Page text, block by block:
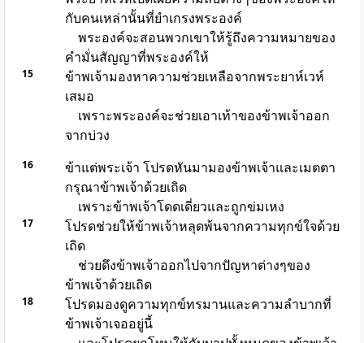
กับคนเหล่านั้นที่ยำเกรงพระองค์
พระองค์จะสอนพวกเขาให้รู้ถึงความหมายของ
คำมั่นสัญญาที่พระองค์ให้
15
ข้าพเจ้ามองหาความช่วยเหลือจากพระยาห์เวห์
เสมอ
เพราะพระองค์จะช่วยเอาเท้าของข้าพเจ้าออก
จากบ่วง
16
ข้าแต่พระเจ้า โปรดหันมามองข้าพเจ้าและเมตตา
กรุณาข้าพเจ้าด้วยเถิด
เพราะข้าพเจ้าโดดเดี่ยวและถูกข่มเหง
17
โปรดช่วยให้ข้าพเจ้าหลุดพ้นจากความทุกข์ใจด้วย
เถิด
ช่วยดึงข้าพเจ้าออกไปจากปัญหาต่างๆของ
ข้าพเจ้าด้วยเถิด
18
โปรดมองดูความทุกข์ทรมานและความลำบากที่
ข้าพเจ้าเจออยู่นี้